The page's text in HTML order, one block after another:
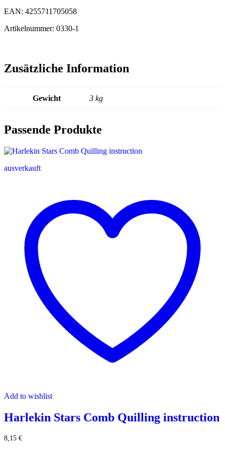
EAN: 4255711705058
Artikelnummer: 0330-1
Zusätzliche Information
Gewicht 3 kg
Passende Produkte
ausverkauft
Add to wishlist
Harlekin Stars Comb Quilling instruction
8,15 €